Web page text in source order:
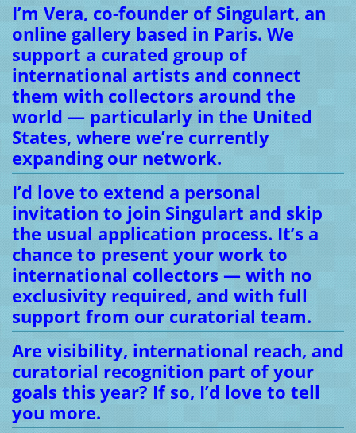
I’m Vera, co-founder of Singulart, an
online gallery based in Paris. We
support a curated group of
international artists and connect
them with collectors around the
world — particularly in the United
States, where we’re currently
expanding our network.
I’d love to extend a personal
invitation to join Singulart and skip
the usual application process. It’s a
chance to present your work to
international collectors — with no
exclusivity required, and with full
support from our curatorial team.
Are visibility, international reach, and
curatorial recognition part of your
goals this year? If so, I’d love to tell
you more.